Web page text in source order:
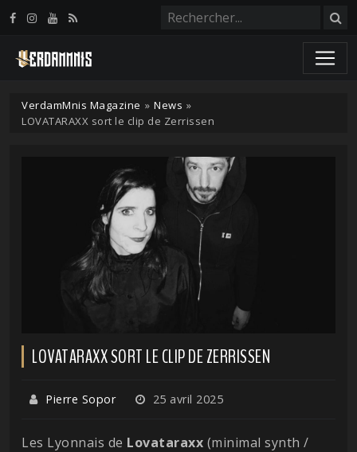
VerdamMnis Magazine » News »
LOVATARAXX sort le clip de Zerrissen
LOVATARAXX SORT LE CLIP DE ZERRISSEN
Pierre Sopor 25 avril 2025
Les Lyonnais de Lovataraxx (minimal synth /
Panneau de gestion des cookies